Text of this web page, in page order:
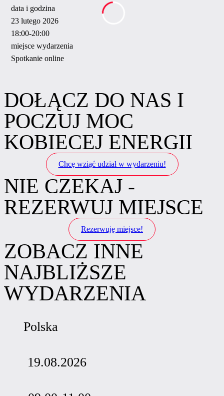
data i godzina
23 lutego 2026
18:00-20:00
miejsce wydarzenia
Spotkanie online
DOŁĄCZ DO NAS I
POCZUJ MOC
KOBIECEJ ENERGII
Chcę wziąć udział w wydarzeniu!
NIE CZEKAJ -
REZERWUJ MIEJSCE
Rezerwuję miejsce!
ZOBACZ INNE
NAJBLIŻSZE
WYDARZENIA
Polska
19.08.2026